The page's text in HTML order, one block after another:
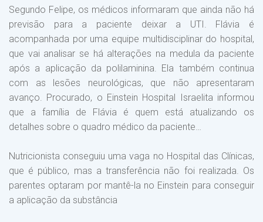
Segundo Felipe, os médicos informaram que ainda não há
previsão para a paciente deixar a UTI. Flávia é
acompanhada por uma equipe multidisciplinar do hospital,
que vai analisar se há alterações na medula da paciente
após a aplicação da polilaminina. Ela também continua
com as lesões neurológicas, que não apresentaram
avanço. Procurado, o Einstein Hospital Israelita informou
que a família de Flávia é quem está atualizando os
detalhes sobre o quadro médico da paciente…
Nutricionista conseguiu uma vaga no Hospital das Clínicas,
que é público, mas a transferência não foi realizada. Os
parentes optaram por mantê-la no Einstein para conseguir
a aplicação da substância